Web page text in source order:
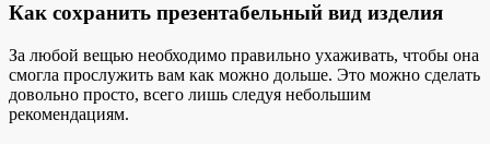
Как сохранить презентабельный вид изделия
За любой вещью необходимо правильно ухаживать, чтобы она
смогла прослужить вам как можно дольше. Это можно сделать
довольно просто, всего лишь следуя небольшим
рекомендациям.